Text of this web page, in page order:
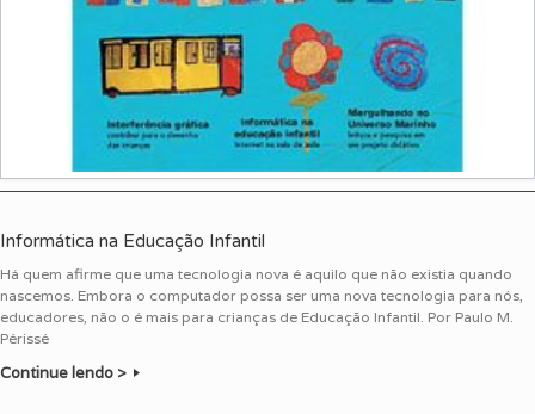
Informática na Educação Infantil
Há quem afirme que uma tecnologia nova é aquilo que não existia quando
nascemos. Embora o computador possa ser uma nova tecnologia para nós,
educadores, não o é mais para crianças de Educação Infantil. Por Paulo M.
Périssé
Continue lendo >